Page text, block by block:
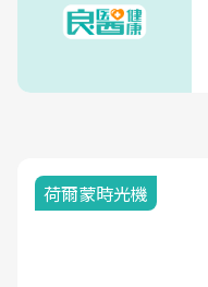
荷爾蒙時光機